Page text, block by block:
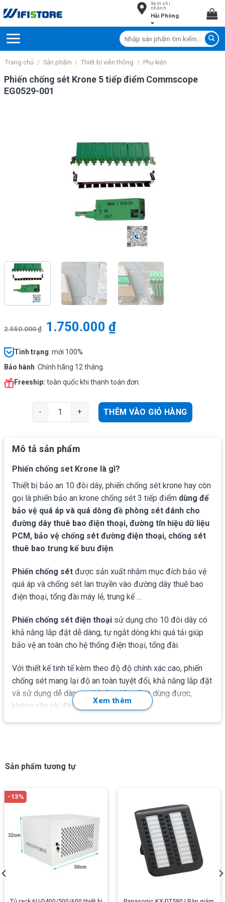
to
Xem chi
nhánh
Hải Phòng
Tìm
kiếm:
Trang chủ / Sản phẩm / Thiết bị viễn thông / Phụ kiện
Phiến chống sét Krone 5 tiếp điểm Commscope
EG0529-001
2.550.000₫ 1.750.000₫
Tình trạng: mới 100%
Bảo hành: Chính hãng 12 tháng.
Freeship: toàn quốc khi thanh toán đơn.
Phiến chống sét Krone 5 tiếp điểm Commscope
THÊM VÀO GIỎ HÀNG
Mô tả sản phẩm
Phiến chống set Krone là gì?
Thiết bị bảo an 10 đôi dây, phiến chống sét krone hay còn
gọi là phiến bảo an krone chống sét 3 tiếp điểm dùng để
bảo vệ quá áp và quá dòng đề phòng sét đánh cho
đường dây thuê bao điện thoại, đường tín hiệu dữ liệu
PCM, bảo vệ chống sét đường điện thoại, chống sét
thuê bao trung kế bưu điện.
Phiến chống sét được sản xuất nhằm mục đích bảo vệ
quá áp và chống sét lan truyền vào đường dây thuê bao
điện thoại, tổng đài máy lẻ, trung kế …
Phiến chống sét điện thoại sử dụng cho 10 đôi dây có
khả năng lắp đặt dễ dàng, tự ngắt dòng khi quá tải giúp
bảo vệ an toàn cho hệ thống điện thoại, tổng đài.
Với thiết kế tinh tế kèm theo độ độ chính xác cao, phiến
chống sét mang lại độ an toàn tuyệt đối, khả năng lắp đặt
và sử dụng dễ dàng – chỉ cần đấu nối là dùng được,
không cần cài đặt.
COMMSCOPE EG0529-001
– Phiến chống sét 5 điểm là
Bộ chống sét lan truyền đường tín hiệu điện thoại 10 đôi.
Thông số kĩ thuật của Commscope EG0529-
Xem thêm
Sản phẩm tương tự
-13%